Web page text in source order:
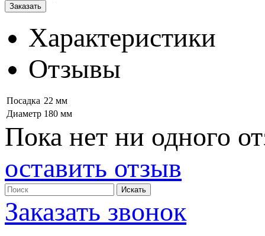
Характеристики
Отзывы
Посадка 22 мм
Диаметр 180 мм
Пока нет ни одного
оставить отзыв
Заказать звонок